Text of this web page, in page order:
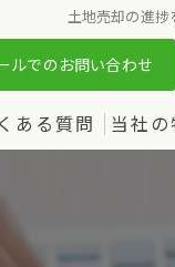
土地売却の進
ルでのお問い合わせ
ある質問 当社の